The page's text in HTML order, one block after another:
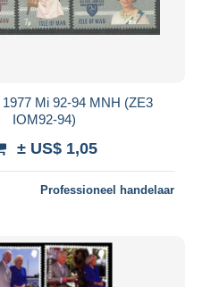
Mi 92-94 MNH (ZE3
IOM92-94)
± US$ 1,05
Professioneel handelaar